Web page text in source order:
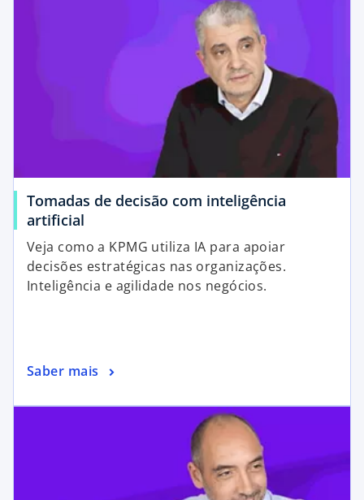
Tomadas de decisão com inteligência
artificial
Veja como a KPMG utiliza IA para apoiar
decisões estratégicas nas organizações.
Inteligência e agilidade nos negócios.
Saber mais